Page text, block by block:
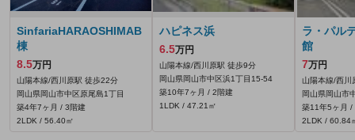
SinfariaHARAOSHIMAB
棟
8.5万円
山陽本線/西川原駅 徒歩22分
岡山県岡山市中区原尾島1丁目
築4年7ヶ月 / 3階建
2LDK / 56.40㎡
ハピネス浜
6.5万円
山陽本線/西川原駅 徒歩9分
岡山県岡山市中区浜1丁目15-54
築10年7ヶ月 / 2階建
1LDK / 47.21㎡
ラ・パル
館
7万円
山陽本線/西川
岡山県岡山市
築11年5ヶ月 /
2LDK / 60.84